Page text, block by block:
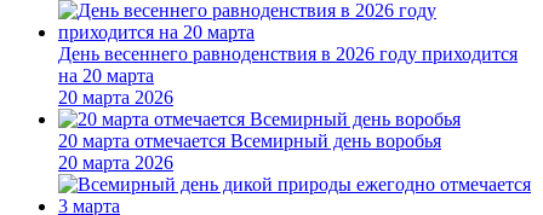
День весеннего равноденствия в 2026 году приходится
на 20 марта
20 марта 2026
20 марта отмечается Всемирный день воробья
20 марта 2026